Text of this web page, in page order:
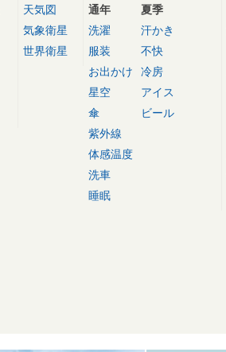
天気図
気象衛星
世界衛星
通年
洗濯
服装
お出かけ
星空
傘
紫外線
体感温度
洗車
睡眠
夏季
汗かき
不快
冷房
アイス
ビール